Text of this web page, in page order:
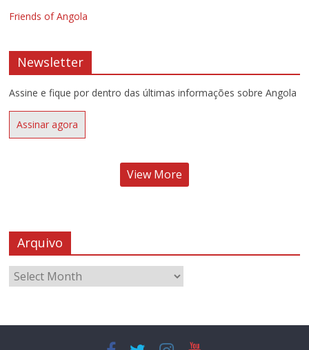
Friends of Angola
Newsletter
Assine e fique por dentro das últimas informações sobre Angola
Assinar agora
View More
Arquivo